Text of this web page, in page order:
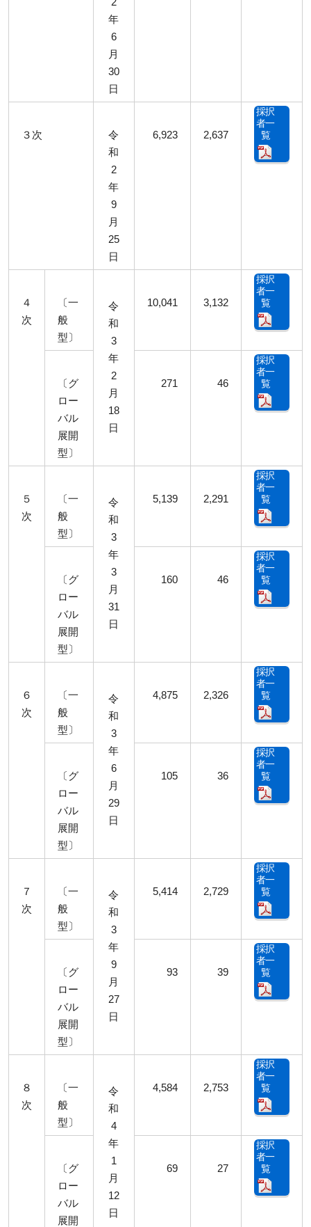
年
6
月
30
日
３次
令
和
2
年
9
月
25
日
6,923 2,637
採択
者一
覧
４
次
〔一
般
型〕
令
和
3
年
2
月
18
日
10,041 3,132
採択
者一
覧
〔グ
ロー
バル
展開
型〕
271 46
採択
者一
覧
５
次
〔一
般
型〕
令
和
3
年
3
月
31
日
5,139 2,291
採択
者一
覧
〔グ
ロー
バル
展開
型〕
160 46
採択
者一
覧
６
次
〔一
般
型〕
令
和
3
年
6
月
29
日
4,875 2,326
採択
者一
覧
〔グ
ロー
バル
展開
型〕
105 36
採択
者一
覧
７
次
〔一
般
型〕
令
和
3
年
9
月
27
日
5,414 2,729
採択
者一
覧
〔グ
ロー
バル
展開
型〕
93 39
採択
者一
覧
８
次
〔一
般
型〕
令
和
4
年
1
月
12
日
4,584 2,753
採択
者一
覧
〔グ
ロー
バル
展開
69 27
採択
者一
覧